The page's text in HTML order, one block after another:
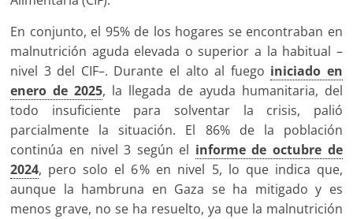
En conjunto, el 95% de los hogares se encontraban en
malnutrición aguda elevada o superior a la habitual –
nivel 3 del CIF–. Durante el alto al fuego iniciado en
enero de 2025, la llegada de ayuda humanitaria, del
todo insuficiente para solventar la crisis, palió
parcialmente la situación. El 86% de la población
continúa en nivel 3 según el informe de octubre de
2024, pero solo el 6 % en nivel 5, lo que indica que,
aunque la hambruna en Gaza se ha mitigado y es
menos grave, no se ha resuelto, ya que la malnutrición